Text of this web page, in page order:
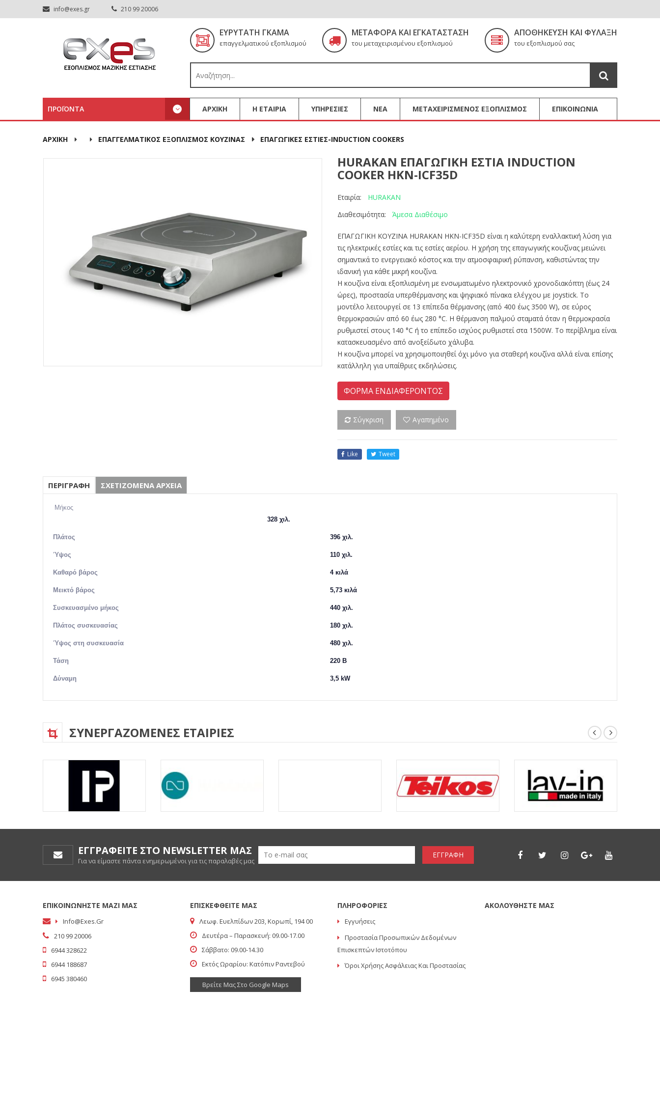
info@exes.gr 210 99 20006
ΕΥΡΎΤΑΤΗ ΓΚΆΜΑ
επαγγελματικού εξοπλισμού
ΜΕΤΑΦΟΡΆ ΚΑΙ ΕΓΚΑΤΆΣΤΑΣΗ
του μεταχειρισμένου εξοπλισμού
ΑΠΟΘΉΚΕΥΣΗ ΚΑΙ ΦΎΛΑΞΗ
του εξοπλισμού σας
ΠΡΟΪΟΝΤΑ ΑΡΧΙΚΗ Η ΕΤΑΙΡΙΑ ΥΠΗΡΕΣΙΕΣ ΝΕΑ ΜΕΤΑΧΕΙΡΙΣΜΕΝΟΣ ΕΞΟΠΛΙΣΜΟΣ ΕΠΙΚΟΙΝΩΝΙΑ
ΑΡΧΙΚΉ ΕΠΑΓΓΕΛΜΑΤΙΚΟΣ ΕΞΟΠΛΙΣΜΟΣ ΚΟΥΖΙΝΑΣ ΕΠΑΓΩΓΙΚΕΣ ΕΣΤΙΕΣ-INDUCTION COOKERS
HURAKAN ΕΠΑΓΩΓΙΚΗ ΕΣΤΙΑ INDUCTION
COOKER HKN-ICF35D
Εταιρία:
HURAKAN
Διαθεσιμότητα:
Άμεσα Διαθέσιμο
ΕΠΑΓΩΓΙΚΗ ΚΟΥΖΙΝΑ HURAKAN HKN-ICF35D είναι η καλύτερη εναλλακτική λύση για
τις ηλεκτρικές εστίες και τις εστίες αερίου. Η χρήση της επαγωγικής κουζίνας μειώνει
σημαντικά το ενεργειακό κόστος και την ατμοσφαιρική ρύπανση, καθιστώντας την
ιδανική για κάθε μικρή κουζίνα.
Η κουζίνα είναι εξοπλισμένη με ενσωματωμένο ηλεκτρονικό χρονοδιακόπτη (έως 24
ώρες), προστασία υπερθέρμανσης και ψηφιακό πίνακα ελέγχου με joystick. Το
μοντέλο λειτουργεί σε 13 επίπεδα θέρμανσης (από 400 έως 3500 W), σε εύρος
θερμοκρασιών από 60 έως 280 °C. Η θέρμανση παλμού σταματά όταν η θερμοκρασία
ρυθμιστεί στους 140 °C ή το επίπεδο ισχύος ρυθμιστεί στα 1500W. Το περίβλημα είναι
κατασκευασμένο από ανοξείδωτο χάλυβα.
Η κουζίνα μπορεί να χρησιμοποιηθεί όχι μόνο για σταθερή κουζίνα αλλά είναι επίσης
κατάλληλη για υπαίθριες εκδηλώσεις.
ΦΟΡΜΑ ΕΝΔΙΑΦΕΡΟΝΤΟΣ
Σύγκριση Αγαπημένο
Like Tweet
ΠΕΡΙΓΡΑΦΗ ΣΧΕΤΙΖΟΜΕΝΑ ΑΡΧΕΙΑ
Μήκος
328 χιλ.
Πλάτος 396 χιλ.
Ύψος 110 χιλ.
Καθαρό βάρος 4 κιλά
Μεικτό βάρος 5,73 κιλά
Συσκευασμένο μήκος 440 χιλ.
Πλάτος συσκευασίας 180 χιλ.
Ύψος στη συσκευασία 480 χιλ.
Τάση 220 Β
Δύναμη 3,5 kW
ΣΥΝΕΡΓΑΖΟΜΕΝΕΣ ΕΤΑΙΡΙΕΣ
ΕΓΓΡΑΦΕΙΤΕ ΣΤΟ NEWSLETTER ΜΑΣ
Για να είμαστε πάντα ενημερωμένοι για τις παραλαβές μας
ΕΓΓΡΑΦΗ
ΕΠΙΚΟΙΝΩΝΗΣΤΕ ΜΑΖΙ ΜΑΣ
Info@exes.gr
210 99 20006
6944 328622
6944 188687
6945 380460
ΕΠΙΣΚΕΦΘΕΙΤΕ ΜΑΣ
Λεωφ. Ευελπίδων 203, Κορωπί, 194 00
Δευτέρα – Παρασκευή: 09.00-17.00
Σάββατο: 09.00-14.30
Εκτός Ωραρίου: Κατόπιν Ραντεβού
Βρείτε Μας Στο Google Maps
ΠΛΗΡΟΦΟΡΙΕΣ
Εγγυήσεις
Προστασία Προσωπικών Δεδομένων
Επισκεπτών Ιστοτόπου
Όροι Χρήσης Ασφάλειας Και Προστασίας
ΑΚΟΛΟΥΘΗΣΤΕ ΜΑΣ